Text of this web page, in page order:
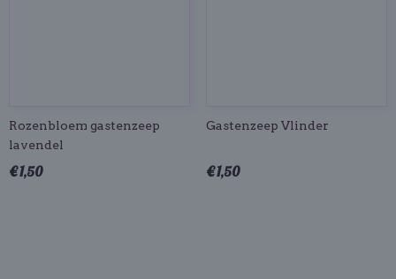
Rozenbloem gastenzeep
lavendel
€ 1,50
Gastenzeep Vlinder
€ 1,50